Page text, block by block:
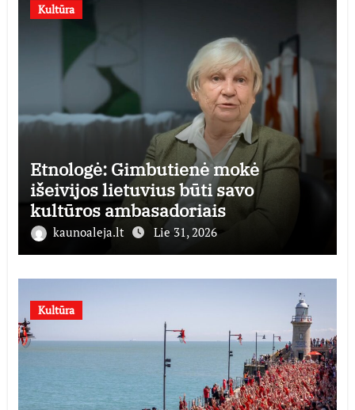
Kultūra
Etnologė: Gimbutienė mokė
išeivijos lietuvius būti savo
kultūros ambasadoriais
kaunoaleja.lt Lie 31, 2026
Kultūra